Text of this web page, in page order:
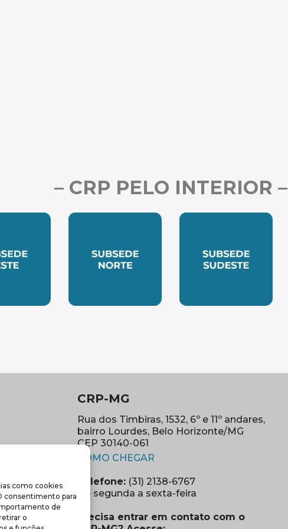
como cookies
consentimento para
de
o
– CRP PELO INTERIOR –
(abre em nova janela)
CRP-MG
Rua dos Timbiras, 1532, 6º e 11º andares,
bairro Lourdes, Belo Horizonte/MG
CEP 30140-061
COMO CHEGAR(abre em nova janela)
Telefone:(31) 2138-6767
De segunda a sexta-feira
Precisa entrar em contato com o